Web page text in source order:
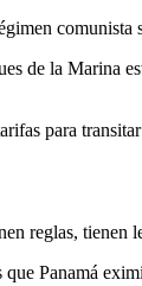
de la Marina
para
reglas, tienen
Panamá